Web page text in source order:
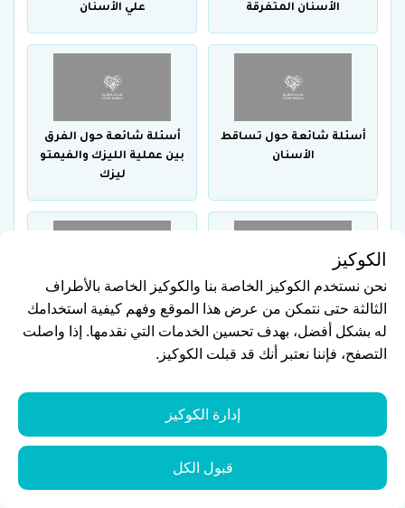
الأسنان المتفرقة
علي الأسنان
أسئلة شائعة حول تساقط
الأسنان
أسئلة شائعة حول الفرق
بين عملية الليزك والفيمتو
ليزك
أسئلة شائعة عن عمليات
تجميل اللثة
أسئلة شائعة عن التهاب
عصب السن
الكوكيز
نحن نستخدم الكوكيز الخاصة بنا والكوكيز الخاصة بالأطراف
الثالثة حتى نتمكن من عرض هذا الموقع وفهم كيفية استخدامك
له بشكل أفضل، بهدف تحسين الخدمات التي نقدمها. إذا واصلت
التصفح، فإننا نعتبر أنك قد قبلت الكوكيز.
إدارة الكوكيز
قبول الكل